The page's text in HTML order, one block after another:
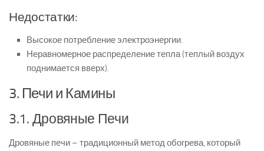
Недостатки:
Высокое потребление электроэнергии.
Неравномерное распределение тепла (теплый воздух
поднимается вверх).
3. Печи и Камины
3.1. Дровяные Печи
Дровяные печи – традиционный метод обогрева, который